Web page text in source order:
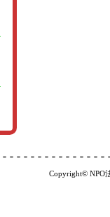
Copyright© NPO